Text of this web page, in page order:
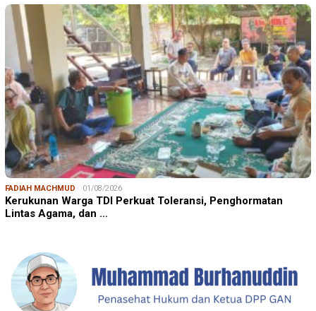
FADIAH MACHMUD 01/08/2026
Kerukunan Warga TDI Perkuat Toleransi, Penghormatan
Lintas Agama, dan …